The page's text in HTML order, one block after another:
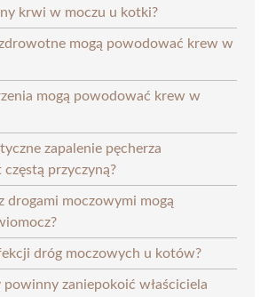
krwi w moczu u kotki?
mogą powodować krew w
mogą powodować krew w
zapalenie pęcherza
przyczyną?
drogami moczowymi mogą
dróg moczowych u kotów?
powinny zaniepokoić właściciela